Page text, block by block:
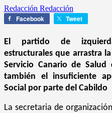
Redacción Redacción
Facebook Tweet
El partido de
estructurales que arrastra
Servicio Canario de
también el insuficiente
Social por parte del Cabildo
La secretaria de